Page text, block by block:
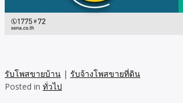
รับโพสขายบ้าน | รับจ้างโพสขายที่ดิน
Posted in ทั่วไป